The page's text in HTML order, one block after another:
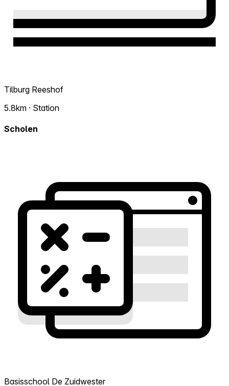
Tilburg Reeshof
5.8km · Station
Scholen
Basisschool De Zuidwester